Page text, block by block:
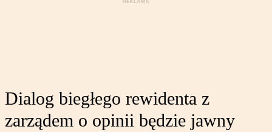
Dialog biegłego rewidenta z
zarządem o opinii będzie jawny